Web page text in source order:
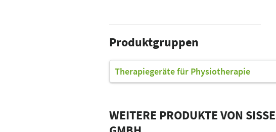
Produktgruppen
Therapiegeräte für Physiotherapie
WEITERE PRODUKTE VON